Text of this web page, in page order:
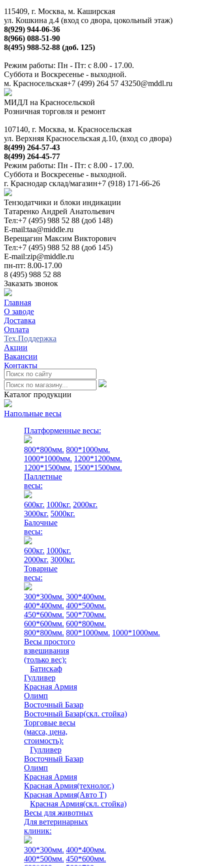
115409, г. Москва, м. Каширская
ул. Кошкина д.4 (вход со двора, цокольный этаж)
8(929) 944-06-36
8(966) 088-51-90
8(495) 988-52-88 (доб. 125)
Режим работы: Пн - Пт: с 8.00 - 17.00.
Суббота и Воскресенье - выходной.
м. Красносельская+7 (499) 264 57 43250@mddl.ru
МИДЛ на Красносельской
Розничная торговля и ремонт
107140, г. Москва, м. Красносельская
ул. Верхняя Красносельская д.10, (вход со двора)
8(499) 264-57-43
8(499) 264-45-77
Режим работы: Пн - Пт: с 8.00 - 17.00.
Суббота и Воскресенье - выходной.
г. Краснодар склад/магазин+7 (918) 171-66-26
Тензодатчики и блоки индикации
Татаренко Андрей Анатольевич
Тел:+7 (495) 988 52 88 (доб 148)
E-mail:taa@middle.ru
Верещагин Максим Викторович
Тел:+7 (495) 988 52 88 (доб 145)
E-mail:zip@middle.ru
пн-пт: 8.00-17.00
8 (495) 988 52 88
Заказать звонок
Главная
О заводе
Доставка
Оплата
Тех.Поддержка
Акции
Вакансии
Контакты
Каталог продукции
Напольные весы
Платформенные весы:
800*800мм. 800*1000мм.
1000*1000мм. 1200*1200мм.
1200*1500мм. 1500*1500мм.
Паллетные
весы:
600кг. 1000кг. 2000кг.
3000кг. 5000кг.
Балочные
весы:
600кг. 1000кг.
2000кг. 3000кг.
Товарные
весы:
300*300мм. 300*400мм.
400*400мм. 400*500мм.
450*600мм. 500*700мм.
600*600мм. 600*800мм.
800*800мм. 800*1000мм. 1000*1000мм.
Весы простого
взвешивания
(только вес):
Батискаф
Гулливер
Красная Армия
Олимп
Восточный Базар
Восточный Базар(скл. стойка)
Торговые весы
(масса, цена,
стоимость):
Гулливер
Восточный Базар
Олимп
Красная Армия
Красная Армия(технолог.)
Красная Армия(Авто Т)
Красная Армия(скл. стойка)
Весы для животных
Для ветеринарных
клиник:
300*300мм. 400*400мм.
400*500мм. 450*600мм.
0